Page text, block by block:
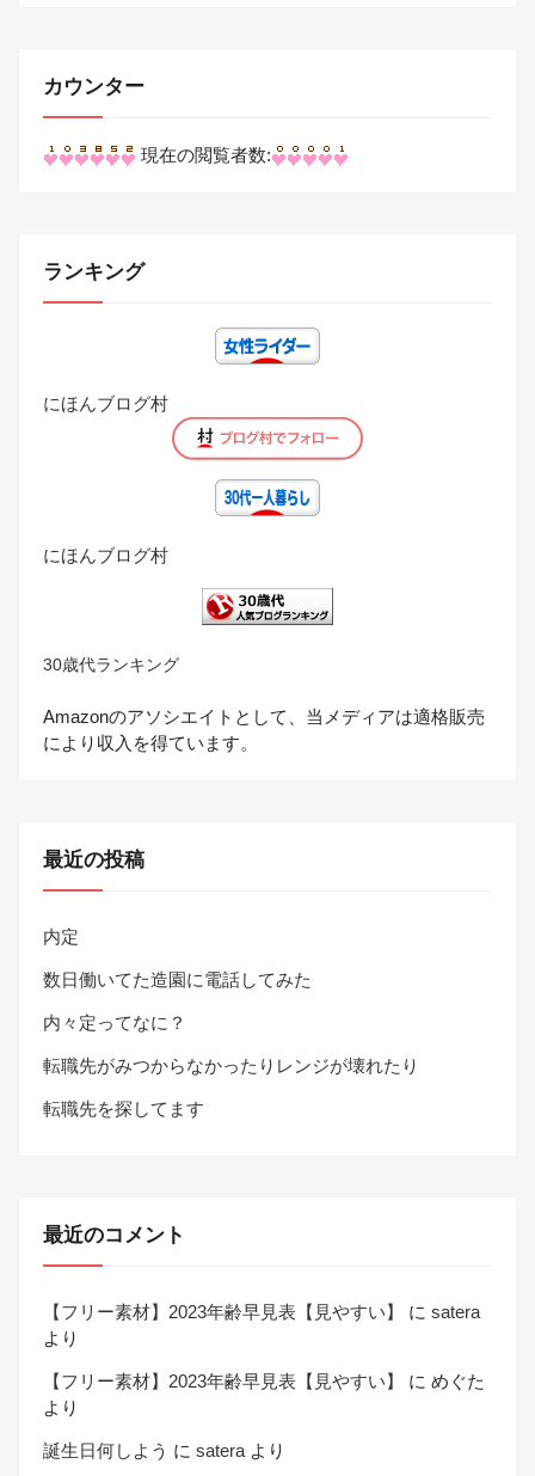
カウンター
現在の閲覧者数:
ランキング
にほんブログ村
にほんブログ村
30歳代ランキング
Amazonのアソシエイトとして、当メディアは適格販売
により収入を得ています。
最近の投稿
内定
数日働いてた造園に電話してみた
内々定ってなに？
転職先がみつからなかったりレンジが壊れたり
転職先を探してます
最近のコメント
【フリー素材】2023年齢早見表【見やすい】 に satera
より
【フリー素材】2023年齢早見表【見やすい】 に めぐた
より
誕生日何しよう に satera より